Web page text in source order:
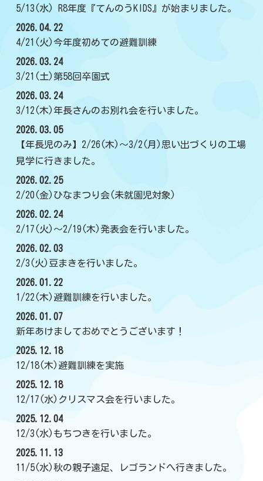
5/13(水) R8年度『てんのうKIDS』が始まりました。
2026.04.22
4/21(火)今年度初めての避難訓練
2026.03.24
3/21(土)第58回卒園式
2026.03.24
3/12(木)年長さんのお別れ会を行いました。
2026.03.05
【年長児のみ】2/26(木)～3/2(月)思い出づくりの工場
見学に行きました。
2026.02.25
2/20(金)ひなまつり会(未就園児対象)
2026.02.24
2/17(火)～2/19(木)発表会を行いました。
2026.02.03
2/3(火)豆まきを行いました。
2026.01.22
1/22(木)避難訓練を行いました。
2026.01.07
新年あけましておめでとうございます！
2025.12.18
12/18(木)避難訓練を実施
2025.12.18
12/17(水)クリスマス会を行いました。
2025.12.04
12/3(水)もちつきを行いました。
2025.11.13
11/5(水)秋の親子遠足、レゴランドへ行きました。